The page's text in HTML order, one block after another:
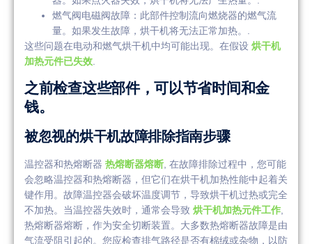
燃气阀电磁阀故障：此部件控制流向燃烧器的燃气流
量。如果发生故障，烘干机将无法正常加热。.
这些问题在电动和燃气烘干机中均可能出现。在假设 烘干机
加热元件已失效
之前检查这些部件，可以节省时间和金
钱。
被忽视的烘干机故障排除指南步骤
温控器和热熔断器 热熔断器熔断 , 在故障排除过程中，您可能
会忽略温控器和热熔断器，但它们在烘干机加热性能中起着关
键作用。故障温控器会破坏温度调节，导致烘干机过热或完全
不加热。当温控器失效时，通常会导致 烘干机加热元件工作
热熔断器熔断，作为安全切断装置。大多数热熔断器故障是由
气流受阻引起的。您应检查排气路径是否有棉绒或杂物，以防